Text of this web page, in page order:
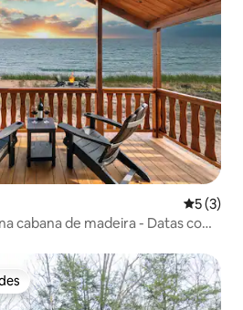
5 de
5 (3)
cabana de madeira - Datas com
dos hóspedes